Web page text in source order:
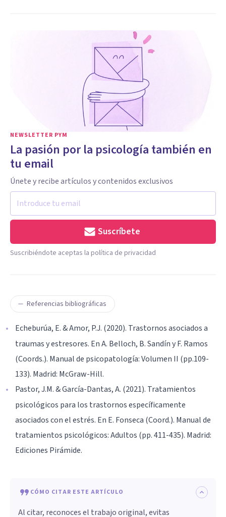
NEWSLETTER PYM
La pasión por la psicología también en
tu email
Únete y recibe artículos y contenidos exclusivos
Suscríbete
Suscribiéndote aceptas la política de privacidad
Referencias bibliográficas
Echeburúa, E. & Amor, P.J. (2020). Trastornos asociados a
traumas y estresores. En A. Belloch, B. Sandín y F. Ramos
(Coords.). Manual de psicopatología: Volumen II (pp.109-
133). Madrid: McGraw-Hill.
Pastor, J.M. & García-Dantas, A. (2021). Tratamientos
psicológicos para los trastornos específicamente
asociados con el estrés. En E. Fonseca (Coord.). Manual de
tratamientos psicológicos: Adultos (pp. 411-435). Madrid:
Ediciones Pirámide.
CÓMO CITAR ESTE ARTÍCULO
Al citar, reconoces el trabajo original, evitas